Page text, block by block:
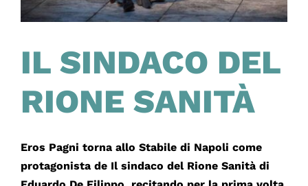
IL SINDACO DEL
RIONE SANITÀ
Eros Pagni torna allo Stabile di Napoli come
protagonista de Il sindaco del Rione Sanità di